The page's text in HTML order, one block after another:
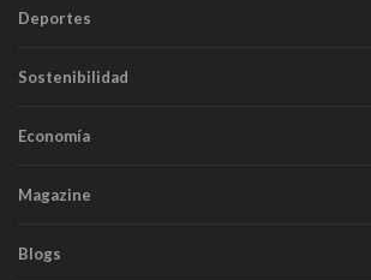
Deportes
Sostenibilidad
Economía
Magazine
Blogs